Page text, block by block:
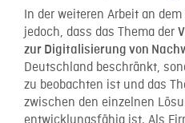
In der weiteren Arbeit an
jedoch, dass das Thema der
zur Digitalisierung von
Deutschland beschränkt,
zu beobachten ist und das
zwischen den einzelnen